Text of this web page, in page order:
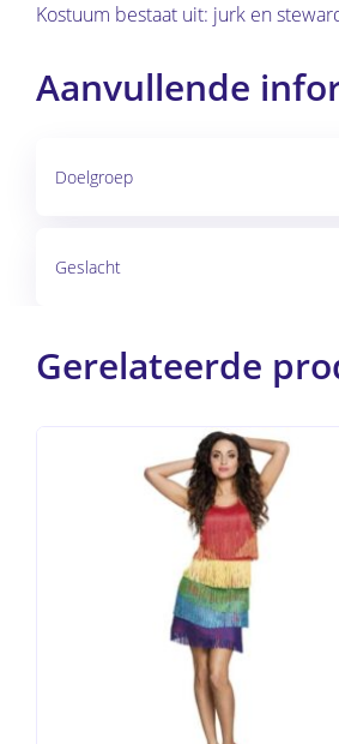
Kostuum bestaat uit: jurk en
Aanvullende
Doelgroep
Geslacht
Gerelateerde